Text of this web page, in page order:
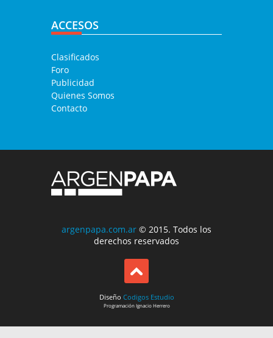
ACCESOS
Clasificados
Foro
Publicidad
Quienes Somos
Contacto
argenpapa.com.ar © 2015. Todos los
derechos reservados
Diseño Codigos Estudio
ProgramaciónIgnacio Herrero